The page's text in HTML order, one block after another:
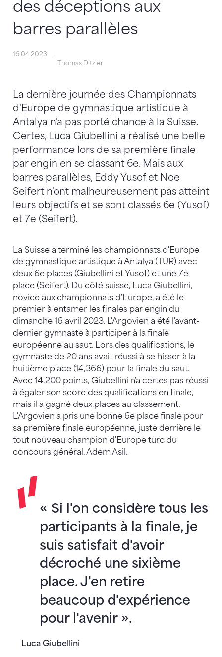
des déceptions aux
barres parallèles
16.04.2023
Thomas Ditzler
La dernière journée des Championnats
d'Europe de gymnastique artistique à
Antalya n'a pas porté chance à la Suisse.
Certes, Luca Giubellini a réalisé une belle
performance lors de sa première finale
par engin en se classant 6e. Mais aux
barres parallèles, Eddy Yusof et Noe
Seifert n'ont malheureusement pas atteint
leurs objectifs et se sont classés 6e (Yusof)
et 7e (Seifert).
La Suisse a terminé les championnats d'Europe
de gymnastique artistique à Antalya (TUR) avec
deux 6e places (Giubellini et Yusof) et une 7e
place (Seifert). Du côté suisse, Luca Giubellini,
novice aux championnats d'Europe, a été le
premier à entamer les finales par engin du
dimanche 16 avril 2023. L'Argovien a été l'avant-
dernier gymnaste à participer à la finale
européenne au saut. Lors des qualifications, le
gymnaste de 20 ans avait réussi à se hisser à la
huitième place (14,366) pour la finale du saut.
Avec 14,200 points, Giubellini n'a certes pas réussi
à égaler son score des qualifications en finale,
mais il a gagné deux places au classement.
L'Argovien a pris une bonne 6e place finale pour
sa première finale européenne, juste derrière le
tout nouveau champion d'Europe turc du
concours général, Adem Asil.
Luca Giubellini
« Si l'on considère tous les
participants à la finale, je
suis satisfait d'avoir
décroché une sixième
place. J'en retire
beaucoup d'expérience
pour l'avenir ».